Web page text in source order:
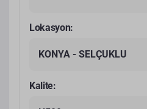
Lokasyon:
KONYA - SELÇUKLU
Kalite: